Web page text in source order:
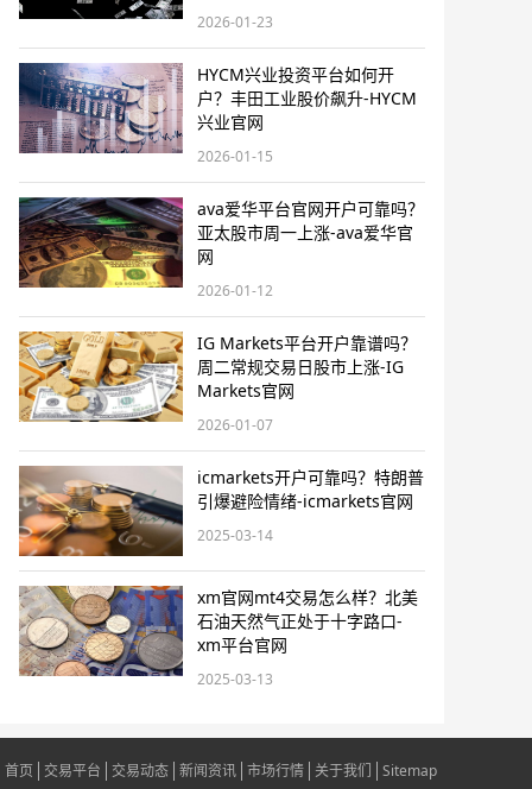
2026-01-23
HYCM兴业投资平台如何开
户？丰田工业股价飙升-HYCM
兴业官网
2026-01-15
ava爱华平台官网开户可靠吗？
亚太股市周一上涨-ava爱华官
网
2026-01-12
IG Markets平台开户靠谱吗？
周二常规交易日股市上涨-IG
Markets官网
2026-01-07
icmarkets开户可靠吗？特朗普
引爆避险情绪-icmarkets官网
2025-03-14
xm官网mt4交易怎么样？北美
石油天然气正处于十字路口-
xm平台官网
2025-03-13
首页 交易平台 交易动态 新闻资讯 市场行情 关于我们 Sitemap